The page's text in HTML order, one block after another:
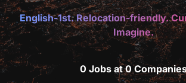
English-1st. Relocation-friendly.
Imagine.
0 Jobs at 0